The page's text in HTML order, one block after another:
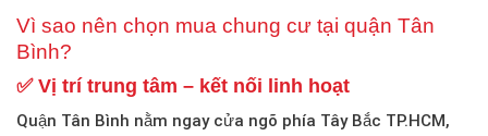
Vì sao nên chọn mua chung cư tại quận Tân
Bình?
✅ Vị trí trung tâm – kết nối linh hoạt
Quận Tân Bình nằm ngay cửa ngõ phía Tây Bắc TP.HCM,